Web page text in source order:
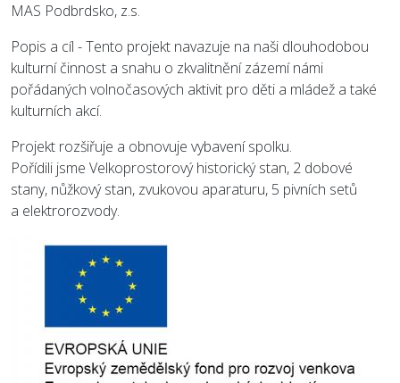
MAS Podbrdsko, z.s.
Popis a cíl - Tento projekt navazuje na naši dlouhodobou
kulturní činnost a snahu o zkvalitnění zázemí námi
pořádaných volnočasových aktivit pro děti a mládež a také
kulturních akcí.
Projekt rozšiřuje a obnovuje vybavení spolku.
Pořídili jsme Velkoprostorový historický stan, 2 dobové
stany, nůžkový stan, zvukovou aparaturu, 5 pivních setů
a elektrorozvody.